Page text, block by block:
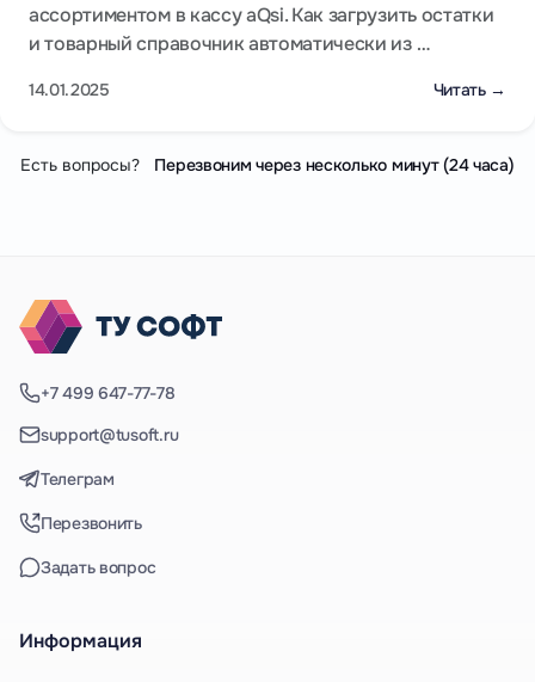
ассортиментом в кассу aQsi. Как загрузить остатки
и товарный справочник автоматически из …
14.01.2025 Читать →
Есть вопросы? Перезвоним через несколько минут (24 часа)
+7 499 647-77-78
support@tusoft.ru
Телеграм
Перезвонить
Задать вопрос
Информация